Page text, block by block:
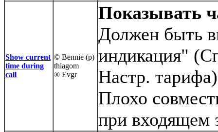
Show current
time during
call
© Bennie (p)
thiagom
® Evgr
Показывать
Должен быть
индикация"
Настр. тарифа)
Плохо
при входящем